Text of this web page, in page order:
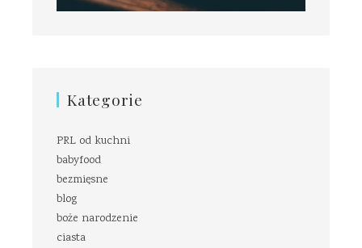
Kategorie
PRL od kuchni
babyfood
bezmięsne
blog
boże narodzenie
ciasta